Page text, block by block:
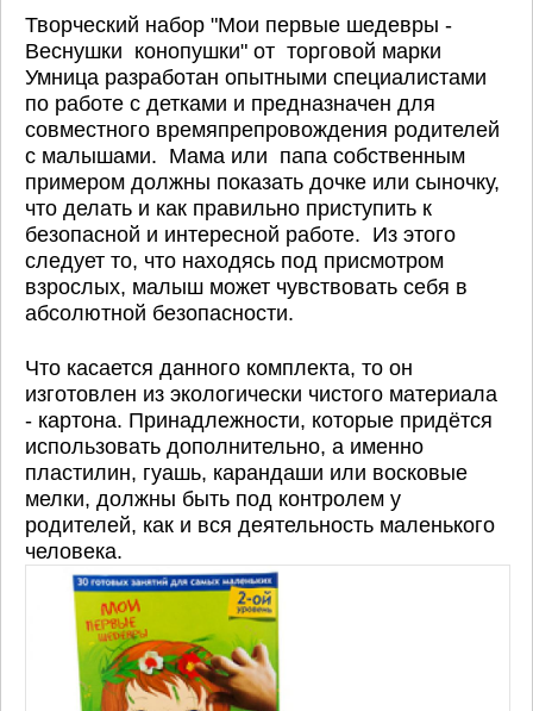
Творческий набор "Мои первые шедевры -
Веснушки конопушки" от торговой марки
Умница разработан опытными специалистами
по работе с детками и предназначен для
совместного времяпрепровождения родителей
с малышами. Мама или папа собственным
примером должны показать дочке или сыночку,
что делать и как правильно приступить к
безопасной и интересной работе. Из этого
следует то, что находясь под присмотром
взрослых, малыш может чувствовать себя в
абсолютной безопасности.
Что касается данного комплекта, то он
изготовлен из экологически чистого материала
- картона. Принадлежности, которые придётся
использовать дополнительно, а именно
пластилин, гуашь, карандаши или восковые
мелки, должны быть под контролем у
родителей, как и вся деятельность маленького
человека.